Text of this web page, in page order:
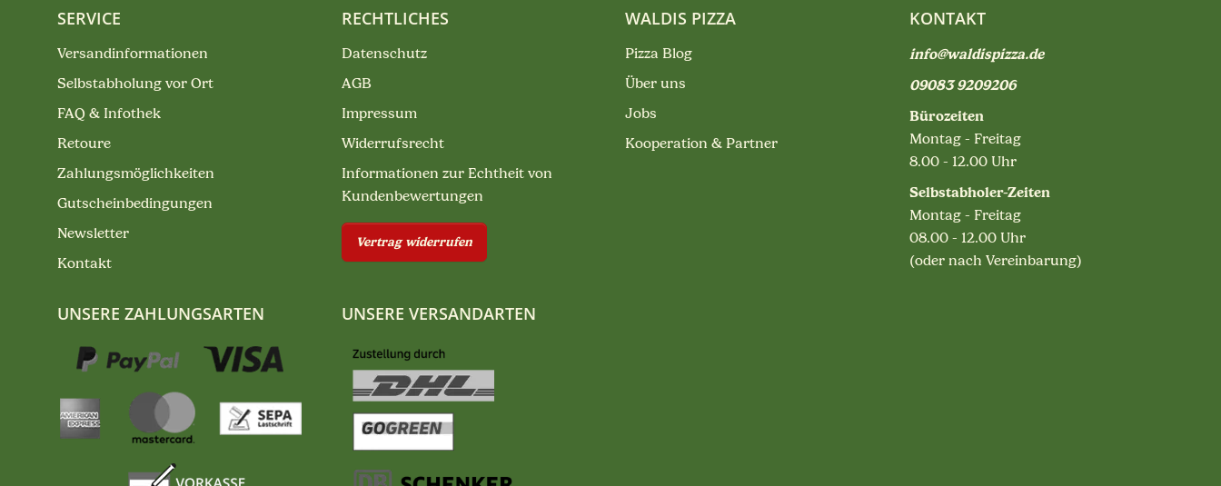
SERVICE
Versandinformationen
Selbstabholung vor Ort
FAQ & Infothek
Retoure
Zahlungsmöglichkeiten
Gutscheinbedingungen
Newsletter
Kontakt
RECHTLICHES
Datenschutz
AGB
Impressum
Widerrufsrecht
Informationen zur Echtheit von
Kundenbewertungen
Vertrag widerrufen
WALDIS PIZZA
Pizza Blog
Über uns
Jobs
Kooperation & Partner
KONTAKT
info@waldispizza.de
09083 9209206
Bürozeiten
Montag - Freitag
8.00 - 12.00 Uhr
Selbstabholer-Zeiten
Montag - Freitag
08.00 - 12.00 Uhr
(oder nach Vereinbarung)
UNSERE ZAHLUNGSARTEN UNSERE VERSANDARTEN